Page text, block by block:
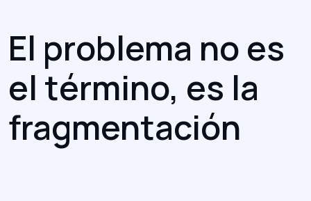
El problema no es
el término, es la
fragmentación